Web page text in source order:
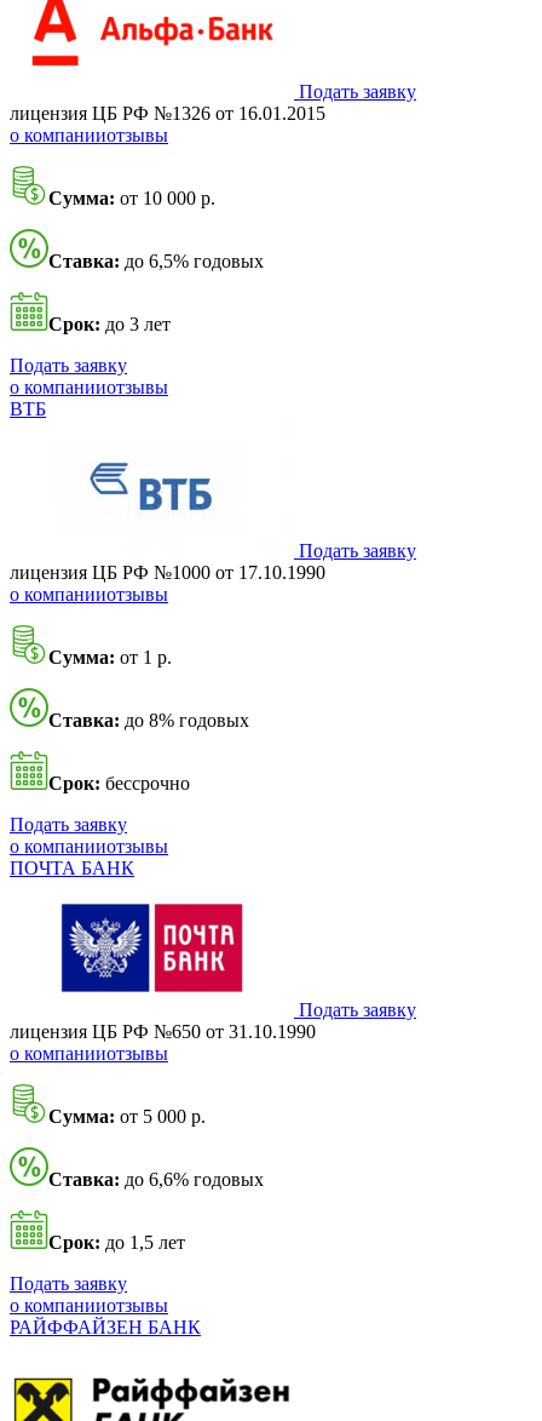
Подать заявку
лицензия ЦБ РФ №1326 от 16.01.2015
о компанииотзывы
Сумма: от 10 000 р.
Ставка: до 6,5% годовых
Срок: до 3 лет
Подать заявку
о компанииотзывы
ВТБ
Подать заявку
лицензия ЦБ РФ №1000 от 17.10.1990
о компанииотзывы
Сумма: от 1 р.
Ставка: до 8% годовых
Срок: бессрочно
Подать заявку
о компанииотзывы
ПОЧТА БАНК
Подать заявку
лицензия ЦБ РФ №650 от 31.10.1990
о компанииотзывы
Сумма: от 5 000 р.
Ставка: до 6,6% годовых
Срок: до 1,5 лет
Подать заявку
о компанииотзывы
РАЙФФАЙЗЕН БАНК